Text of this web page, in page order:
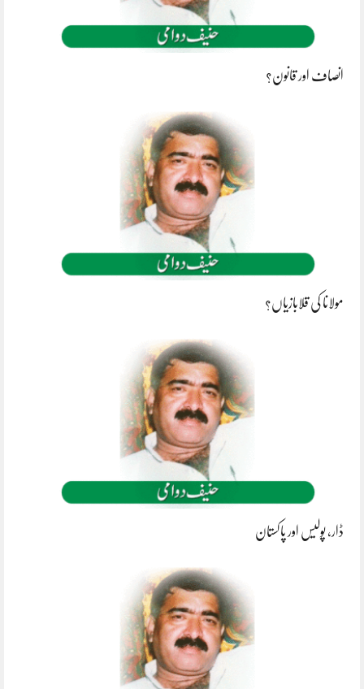
انصاف اور قانون؟
مولانا کی قلابازیاں؟
ڈار، پولیس اور پاکستان